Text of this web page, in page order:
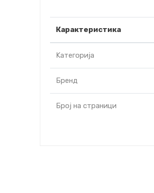
Карактеристика
Kатегорија
Бренд
Број на страници